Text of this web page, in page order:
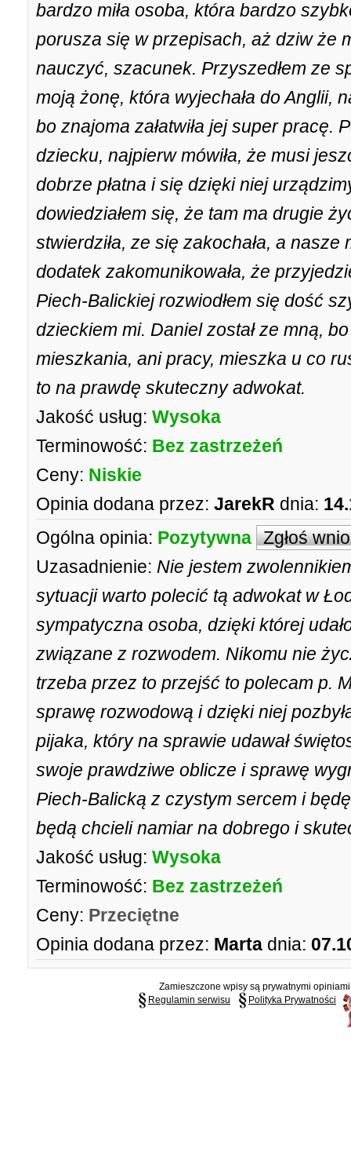
bardzo miła osoba, która bardzo
porusza się w przepisach, aż dziw że
nauczyć, szacunek. Przyszedłem ze
moją żonę, która wyjechała do Anglii,
bo znajoma załatwiła jej super pracę.
dziecku, najpierw mówiła, że musi
dobrze płatna i się dzięki niej
dowiedziałem się, że tam ma drugie
stwierdziła, ze się zakochała, a nasze
dodatek zakomunikowała, że
Piech-Balickiej rozwiodłem się dość
dzieckiem mi. Daniel został ze mną,
mieszkania, ani pracy, mieszka u co
to na prawdę skuteczny adwokat.
Jakość usług: Wysoka
Terminowość: Bez zastrzeżeń
Ceny: Niskie
Opinia dodana przez: JarekR dnia:
Ogólna opinia: Pozytywna Zgłoś
Uzasadnienie: Nie jestem
sytuacji warto polecić tą adwokat w
sympatyczna osoba, dzięki której
związane z rozwodem. Nikomu nie
trzeba przez to przejść to polecam p.
sprawę rozwodową i dzięki niej
pijaka, który na sprawie udawał
swoje prawdziwe oblicze i sprawę
Piech-Balicką z czystym sercem i
będą chcieli namiar na dobrego i
Jakość usług: Wysoka
Terminowość: Bez zastrzeżeń
Ceny: Przeciętne
Opinia dodana przez: Marta dnia:
Zamieszczone wpisy są prywatnymi
Regulamin serwisu
Polityka Prywatności